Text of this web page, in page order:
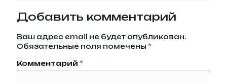
Добавить комментарий
Ваш адрес email не будет опубликован.
Обязательные поля помечены *
Комментарий *